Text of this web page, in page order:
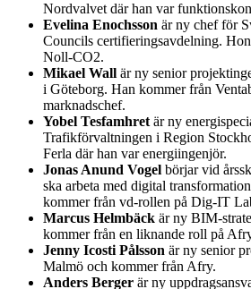
Nordvalvet där han var
Evelina Enochsson är ny chef för
Councils certifieringsavdelning.
Noll-CO2.
Mikael Wall är ny senior
i Göteborg. Han kommer från
marknadschef.
Yobel Tesfamhret är ny
Trafikförvaltningen i Region
Ferla där han var energiingenjör.
Jonas Anund Vogel börjar vid
ska arbeta med digital
kommer från vd-rollen på Dig-IT
Marcus Helmbäck är ny BIM-
kommer från en liknande roll på
Jenny Icosti Pålsson är ny senior
Malmö och kommer från Afry.
Anders Berger är ny